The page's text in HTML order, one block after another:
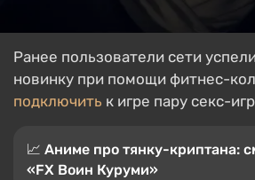
Ранее пользователи сети успели
новинку при помощи фитнес-
подключить к игре пару секс-
📈 Аниме про тянку-криптана:
«FX Воин Куруми»